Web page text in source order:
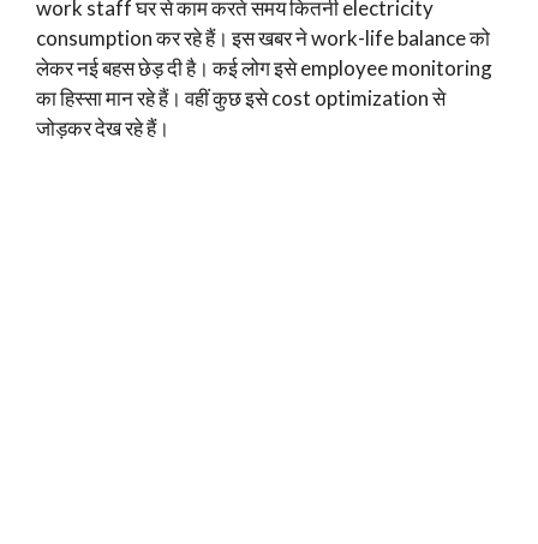
work staff घर से काम करते समय कितनी electricity
consumption कर रहे हैं। इस खबर ने work-life balance को
लेकर नई बहस छेड़ दी है। कई लोग इसे employee monitoring
का हिस्सा मान रहे हैं। वहीं कुछ इसे cost optimization से
जोड़कर देख रहे हैं।